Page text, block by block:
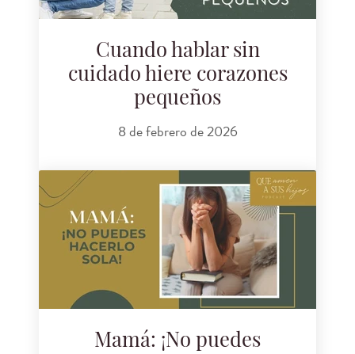
Cuando hablar sin
cuidado hiere corazones
pequeños
8 de febrero de 2026
Mamá: ¡No puedes